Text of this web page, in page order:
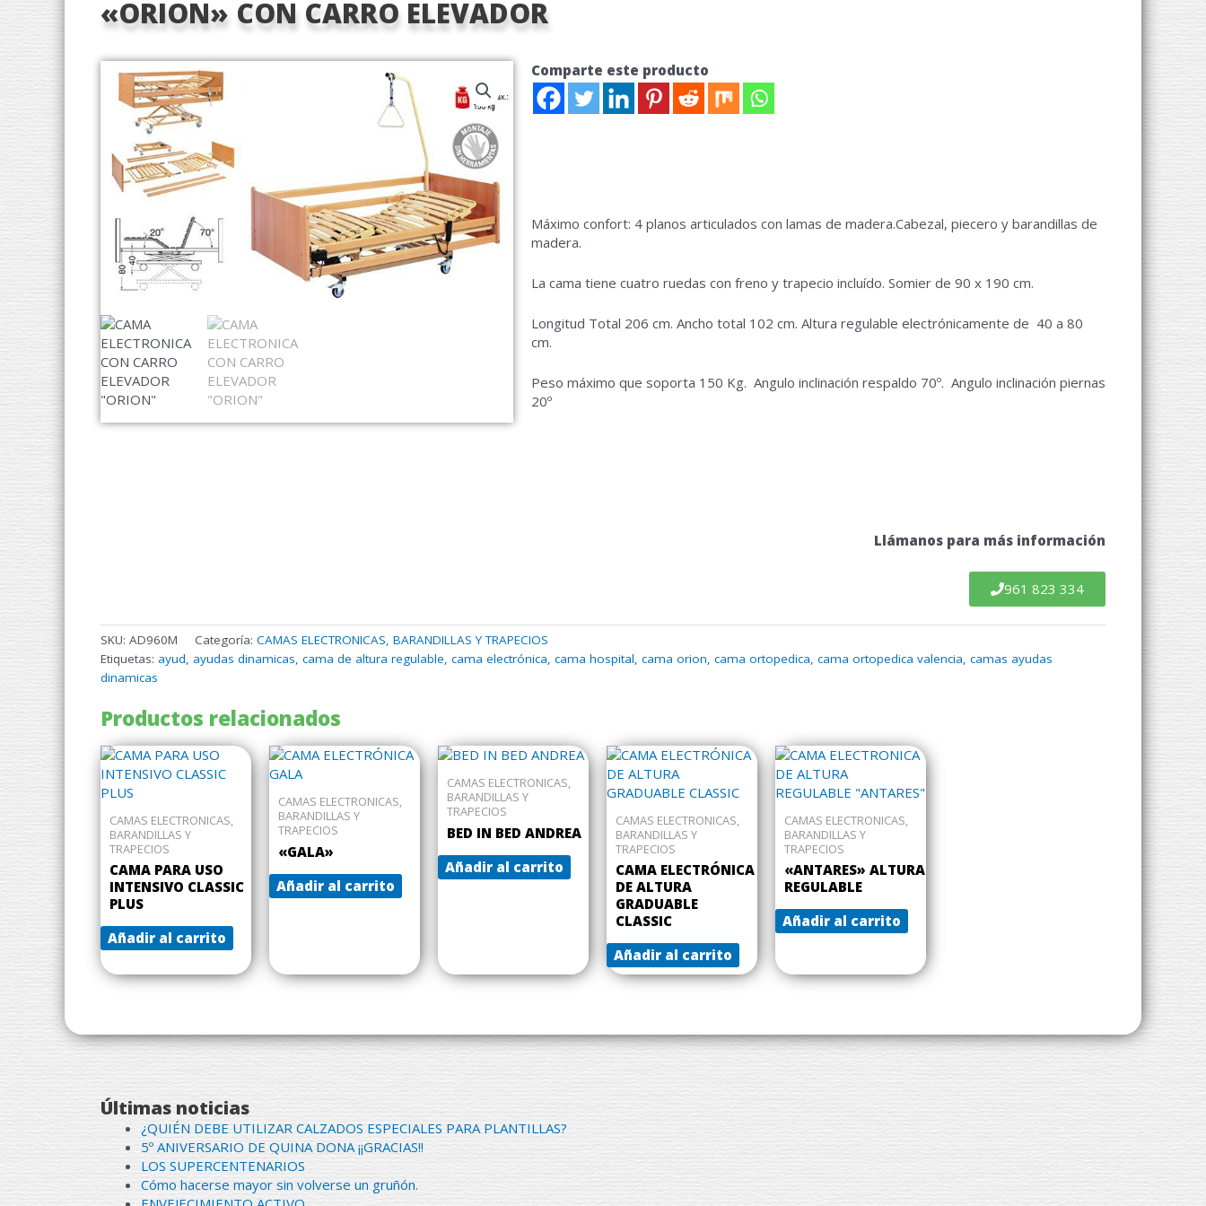
«ORION» CON CARRO ELEVADOR
Comparte este producto
Máximo confort: 4 planos articulados con lamas de madera.Cabezal, piecero y barandillas de
madera.
La cama tiene cuatro ruedas con freno y trapecio incluído. Somier de 90 x 190 cm.
Longitud Total 206 cm. Ancho total 102 cm. Altura regulable electrónicamente de 40 a 80
cm.
Peso máximo que soporta 150 Kg. Angulo inclinación respaldo 70º. Angulo inclinación piernas
20º
Llámanos para más información
961 823 334
SKU: AD960M Categoría: CAMAS ELECTRONICAS, BARANDILLAS Y TRAPECIOS
Etiquetas: ayud, ayudas dinamicas, cama de altura regulable, cama electrónica, cama hospital, cama orion, cama ortopedica, cama ortopedica valencia, camas ayudas
dinamicas
Productos relacionados
CAMAS ELECTRONICAS,
BARANDILLAS Y
TRAPECIOS
CAMA PARA USO
INTENSIVO CLASSIC
PLUS
Añadir al carrito
CAMAS ELECTRONICAS,
BARANDILLAS Y
TRAPECIOS
«GALA»
Añadir al carrito
CAMAS ELECTRONICAS,
BARANDILLAS Y
TRAPECIOS
BED IN BED ANDREA
Añadir al carrito
CAMAS ELECTRONICAS,
BARANDILLAS Y
TRAPECIOS
CAMA ELECTRÓNICA
DE ALTURA
GRADUABLE
CLASSIC
Añadir al carrito
CAMAS ELECTRONICAS,
BARANDILLAS Y
TRAPECIOS
«ANTARES» ALTURA
REGULABLE
Añadir al carrito
Últimas noticias
¿QUIÉN DEBE UTILIZAR CALZADOS ESPECIALES PARA PLANTILLAS?
5º ANIVERSARIO DE QUINA DONA ¡¡GRACIAS!!
LOS SUPERCENTENARIOS
Cómo hacerse mayor sin volverse un gruñón.